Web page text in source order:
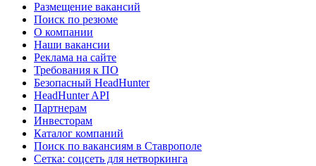
Размещение вакансий
Поиск по резюме
О компании
Наши вакансии
Реклама на сайте
Требования к ПО
Безопасный HeadHunter
HeadHunter API
Партнерам
Инвесторам
Каталог компаний
Поиск по вакансиям в Ставрополе
Сетка: соцсеть для нетворкинга